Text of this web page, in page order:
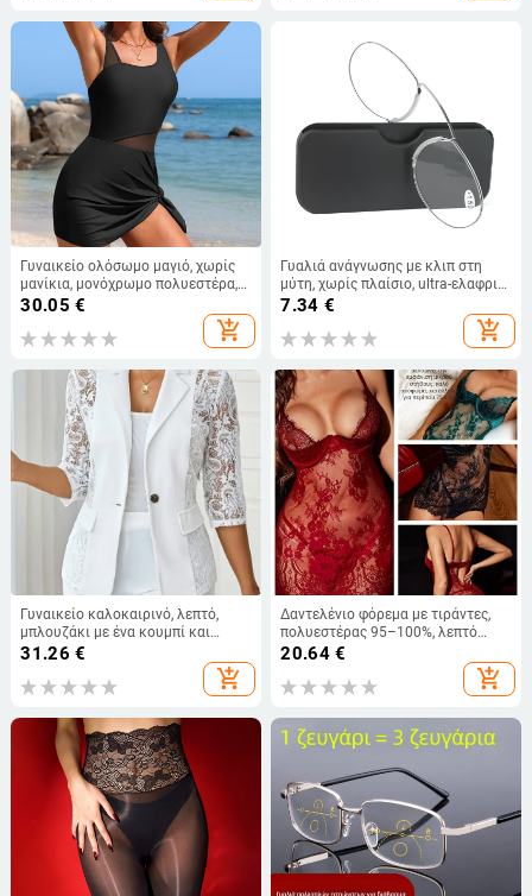
Γυναικείο ολόσωμο μαγιό, χωρίς
μανίκια, μονόχρωμο πολυεστέρα,
με επένδυση στήθους, χωρίς
30.05 €
add_shopping_cart
Γυαλιά ανάγνωσης με κλιπ στη
μύτη, χωρίς πλαίσιο, ultra-ελαφριά,
συμπαγή μίνι, PC φακοί, οβάλ στυλ
7.34 €
add_shopping_cart
Γυναικείο καλοκαιρινό, λεπτό,
μπλουζάκι με ένα κουμπί και
μισοσυνδεδεμένη δαντέλα,
Amazon 2025, από την Ευρώπη και
την Αμερική
31.26 €
add_shopping_cart
Δαντελένιο φόρεμα με τιράντες,
πολυεστέρας 95–100%, λεπτό
ύφασμα 101–120 g/m², άνοιξη
20.64€
add_shopping_cart